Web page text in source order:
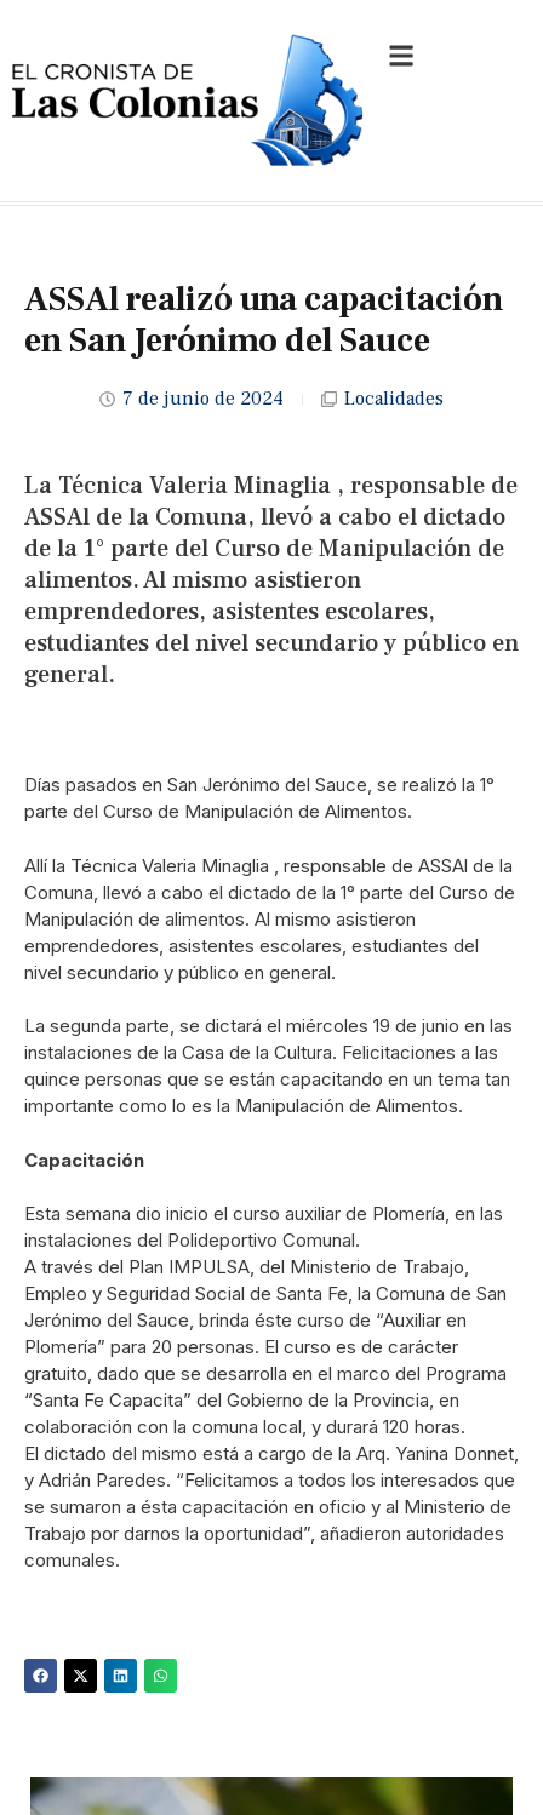
ASSAl realizó una capacitación
en San Jerónimo del Sauce
7 de junio de 2024 Localidades
La Técnica Valeria Minaglia , responsable de
ASSAl de la Comuna, llevó a cabo el dictado
de la 1° parte del Curso de Manipulación de
alimentos. Al mismo asistieron
emprendedores, asistentes escolares,
estudiantes del nivel secundario y público en
general.
Días pasados en San Jerónimo del Sauce, se realizó la 1°
parte del Curso de Manipulación de Alimentos.
Allí la Técnica Valeria Minaglia , responsable de ASSAl de la
Comuna, llevó a cabo el dictado de la 1° parte del Curso de
Manipulación de alimentos. Al mismo asistieron
emprendedores, asistentes escolares, estudiantes del
nivel secundario y público en general.
La segunda parte, se dictará el miércoles 19 de junio en las
instalaciones de la Casa de la Cultura. Felicitaciones a las
quince personas que se están capacitando en un tema tan
importante como lo es la Manipulación de Alimentos.
Capacitación
Esta semana dio inicio el curso auxiliar de Plomería, en las
instalaciones del Polideportivo Comunal.
A través del Plan IMPULSA, del Ministerio de Trabajo,
Empleo y Seguridad Social de Santa Fe, la Comuna de San
Jerónimo del Sauce, brinda éste curso de “Auxiliar en
Plomería” para 20 personas. El curso es de carácter
gratuito, dado que se desarrolla en el marco del Programa
“Santa Fe Capacita” del Gobierno de la Provincia, en
colaboración con la comuna local, y durará 120 horas.
El dictado del mismo está a cargo de la Arq. Yanina Donnet,
y Adrián Paredes. “Felicitamos a todos los interesados que
se sumaron a ésta capacitación en oficio y al Ministerio de
Trabajo por darnos la oportunidad”, añadieron autoridades
comunales.